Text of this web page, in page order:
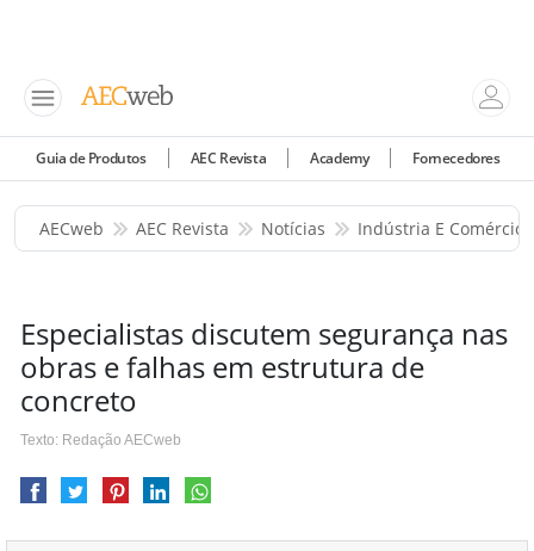
Guia de Produtos AEC Revista Academy Fornecedores
AECweb AEC Revista Notícias Indústria E Comércio
Especialistas discutem segurança nas
obras e falhas em estrutura de
concreto
Texto: Redação AECweb